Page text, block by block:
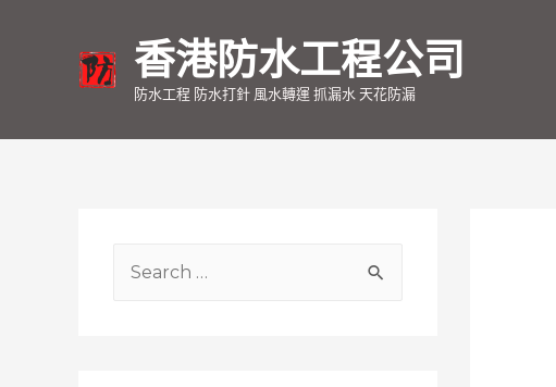
香港防水工程公司
防水工程 防水打針 風水轉運 抓漏水 天花防漏